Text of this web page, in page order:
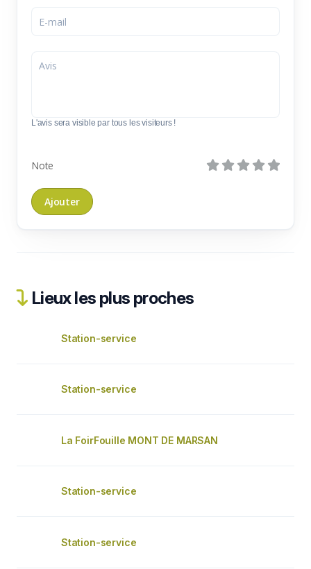
L'avis sera visible par tous les visiteurs !
Note
Lieux les plus proches
Station-service
Station-service
La FoirFouille MONT DE MARSAN
Station-service
Station-service